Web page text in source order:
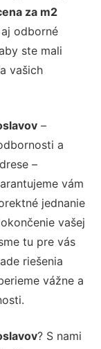
za m2
odborné
ste mali
vašich
–
a
–
vám
jednanie
vašej
tu pre vás
riešenia
vážne a
? S nami